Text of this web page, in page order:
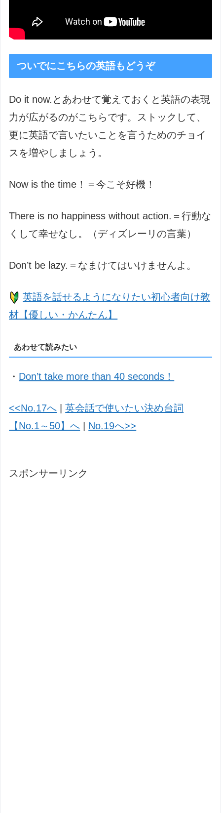
ついでにこちらの英語もどうぞ
Do it now.とあわせて覚えておくと英語の表現
力が広がるのがこちらです。ストックして、
更に英語で言いたいことを言うためのチョイ
スを増やしましょう。
Now is the time！＝今こそ好機！
There is no happiness without action.＝行動な
くして幸せなし。（ディズレーリの言葉）
Don’t be lazy.＝なまけてはいけませんよ。
英語を話せるようになりたい初心者向け教
材【優しい・かんたん】
あわせて読みたい
・ Don’t take more than 40 seconds！
<<No.17へ |英会話で使いたい決め台詞
【No.1～50】へ
No.19へ>>
スポンサーリンク